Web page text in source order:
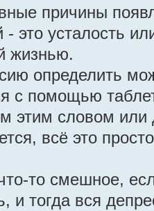
причины
- это усталость
жизнью.
определить
с помощью
этим словом или
всё это
то смешное,
и тогда вся